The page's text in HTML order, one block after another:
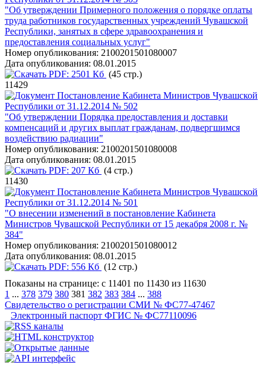
"Об утверждении Примерного положения о порядке оплаты
труда работников государственных учреждений Чувашской
Республики, занятых в сфере здравоохранения и
предоставления социальных услуг"
Номер опубликования: 2100201501080007
Дата опубликования: 08.01.2015
PDF: 2501 Кб (45 стр.)
11429
Постановление Кабинета Министров Чувашской
Республики от 31.12.2014 № 502
"Об утверждении Порядка предоставления и доставки
компенсаций и других выплат гражданам, подвергшимся
воздействию радиации"
Номер опубликования: 2100201501080008
Дата опубликования: 08.01.2015
PDF: 207 Кб (4 стр.)
11430
Постановление Кабинета Министров Чувашской
Республики от 31.12.2014 № 501
"О внесении изменений в постановление Кабинета
Министров Чувашской Республики от 15 декабря 2008 г. №
384"
Номер опубликования: 2100201501080012
Дата опубликования: 08.01.2015
PDF: 556 Кб (12 стр.)
Показаны на странице: с 11401 по 11430 из 11630
1 ... 378 379 380 381 382 383 384 ... 388
Свидетельство о регистрации СМИ № ФС77-47467
Электронный паспорт ФГИС № ФС77110096